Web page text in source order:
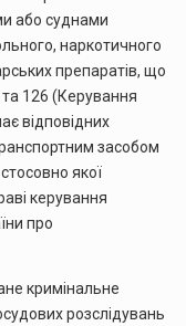
або суднами
наркотичного
препаратів, що
та 126 (Керування
відповідних
засобом
якої
керування
про
кримінальне
розслідувань